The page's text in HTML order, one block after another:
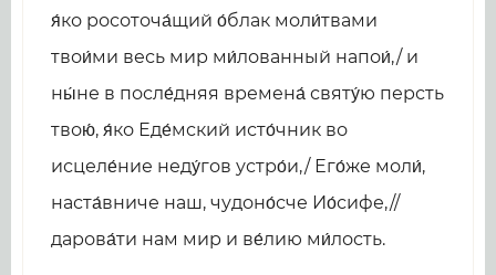
я́ко росоточа́щий о́блак моли́твами
твои́ми весь мир ми́лованный напои́,/ и
ны́не в после́дняя времена́ святу́ю персть
твою́, я́ко Еде́мский исто́чник во
исцеле́ние неду́гов устро́и,/ Его́же моли́,
наста́вниче наш, чудоно́сче Ио́сифе,//
дарова́ти нам мир и ве́лию ми́лость.